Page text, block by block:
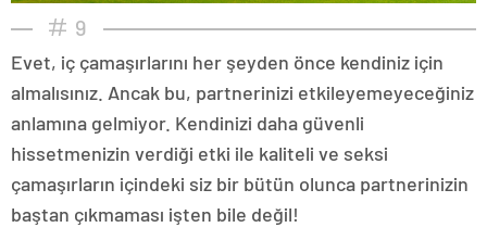
9
Evet, iç çamaşırlarını her şeyden önce kendiniz için
almalısınız. Ancak bu, partnerinizi etkileyemeyeceğiniz
anlamına gelmiyor. Kendinizi daha güvenli
hissetmenizin verdiği etki ile kaliteli ve seksi
çamaşırların içindeki siz bir bütün olunca partnerinizin
baştan çıkmaması işten bile değil!